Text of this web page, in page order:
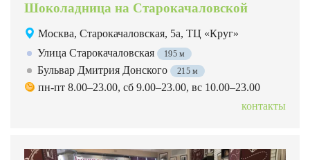
Шоколадница на Старокачаловской
Москва, Старокачаловская, 5а, ТЦ «Круг»
Улица Старокачаловская
195 м
Бульвар Дмитрия Донского 215 м
пн-пт 8.00–23.00, сб 9.00–23.00, вс 10.00–23.00
контакты